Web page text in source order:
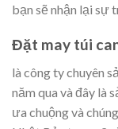
bạn sẽ nhận lại sự
Đặt may túi
là công ty chuyên
năm qua và đây là
ưa chuộng và